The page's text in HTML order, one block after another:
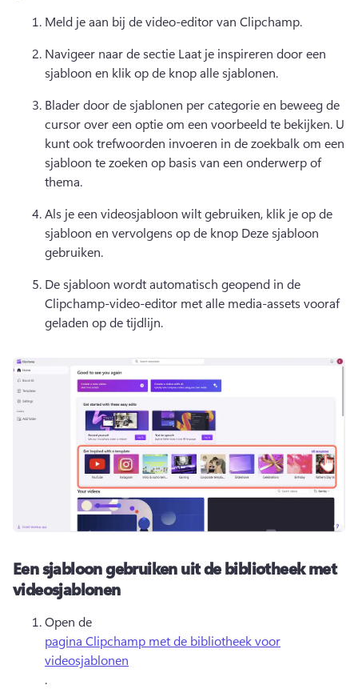
Meld je aan bij de video-editor van Clipchamp.
Navigeer naar de sectie Laat je inspireren door een
sjabloon en klik op de knop alle sjablonen.
Blader door de sjablonen per categorie en beweeg de
cursor over een optie om een voorbeeld te bekijken. U
kunt ook trefwoorden invoeren in de zoekbalk om een
sjabloon te zoeken op basis van een onderwerp of
thema.
Als je een videosjabloon wilt gebruiken, klik je op de
sjabloon en vervolgens op de knop Deze sjabloon
gebruiken.
De sjabloon wordt automatisch geopend in de
Clipchamp-video-editor met alle media-assets vooraf
geladen op de tijdlijn.
Een sjabloon gebruiken uit de bibliotheek met
videosjablonen
Open de
pagina Clipchamp met de bibliotheek voor
videosjablonen
.